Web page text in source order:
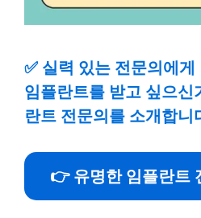
✅ 실력 있는 전문의에
임플란트를 받고 싶으신
란트 전문의를 소개합니
👉 유명한 임플란트